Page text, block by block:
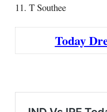
11. T Southee
Today